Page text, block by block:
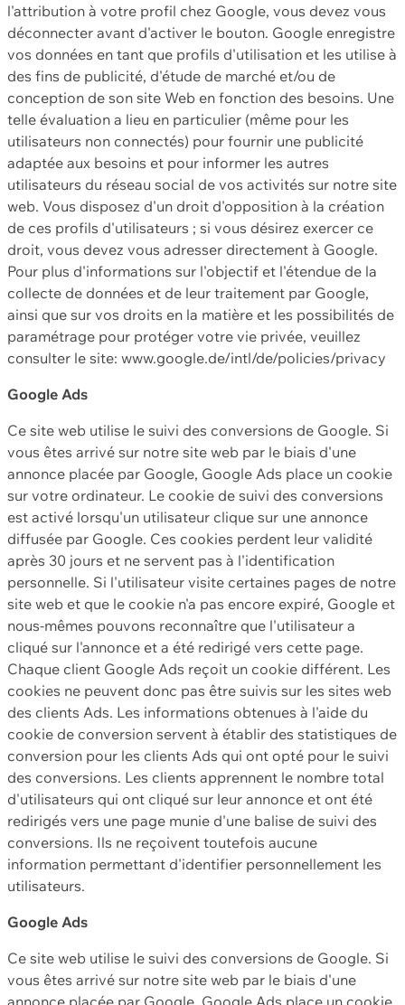
l'attribution à votre profil chez Google, vous devez vous
déconnecter avant d'activer le bouton. Google enregistre
vos données en tant que profils d'utilisation et les utilise à
des fins de publicité, d'étude de marché et/ou de
conception de son site Web en fonction des besoins. Une
telle évaluation a lieu en particulier (même pour les
utilisateurs non connectés) pour fournir une publicité
adaptée aux besoins et pour informer les autres
utilisateurs du réseau social de vos activités sur notre site
web. Vous disposez d'un droit d'opposition à la création
de ces profils d'utilisateurs ; si vous désirez exercer ce
droit, vous devez vous adresser directement à Google.
Pour plus d'informations sur l'objectif et l'étendue de la
collecte de données et de leur traitement par Google,
ainsi que sur vos droits en la matière et les possibilités de
paramétrage pour protéger votre vie privée, veuillez
consulter le site: www.google.de/intl/de/policies/privacy
Google Ads
Ce site web utilise le suivi des conversions de Google. Si
vous êtes arrivé sur notre site web par le biais d'une
annonce placée par Google, Google Ads place un cookie
sur votre ordinateur. Le cookie de suivi des conversions
est activé lorsqu'un utilisateur clique sur une annonce
diffusée par Google. Ces cookies perdent leur validité
après 30 jours et ne servent pas à l'identification
personnelle. Si l'utilisateur visite certaines pages de notre
site web et que le cookie n'a pas encore expiré, Google et
nous-mêmes pouvons reconnaître que l'utilisateur a
cliqué sur l'annonce et a été redirigé vers cette page.
Chaque client Google Ads reçoit un cookie différent. Les
cookies ne peuvent donc pas être suivis sur les sites web
des clients Ads. Les informations obtenues à l'aide du
cookie de conversion servent à établir des statistiques de
conversion pour les clients Ads qui ont opté pour le suivi
des conversions. Les clients apprennent le nombre total
d'utilisateurs qui ont cliqué sur leur annonce et ont été
redirigés vers une page munie d'une balise de suivi des
conversions. Ils ne reçoivent toutefois aucune
information permettant d'identifier personnellement les
utilisateurs.
Google Ads
Ce site web utilise le suivi des conversions de Google. Si
vous êtes arrivé sur notre site web par le biais d'une